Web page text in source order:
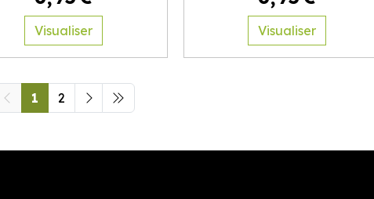
Visualiser Visualiser
1 2